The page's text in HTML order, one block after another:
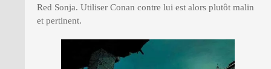
Red Sonja. Utiliser Conan contre lui est alors plutôt malin
et pertinent.